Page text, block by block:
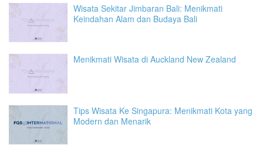
Wisata Sekitar Jimbaran Bali: Menikmati
Keindahan Alam dan Budaya Bali
Menikmati Wisata di Auckland New Zealand
Tips Wisata Ke Singapura: Menikmati Kota yang
Modern dan Menarik